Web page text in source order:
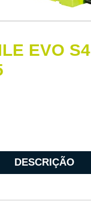
EVO S4
DESCRIÇÃO